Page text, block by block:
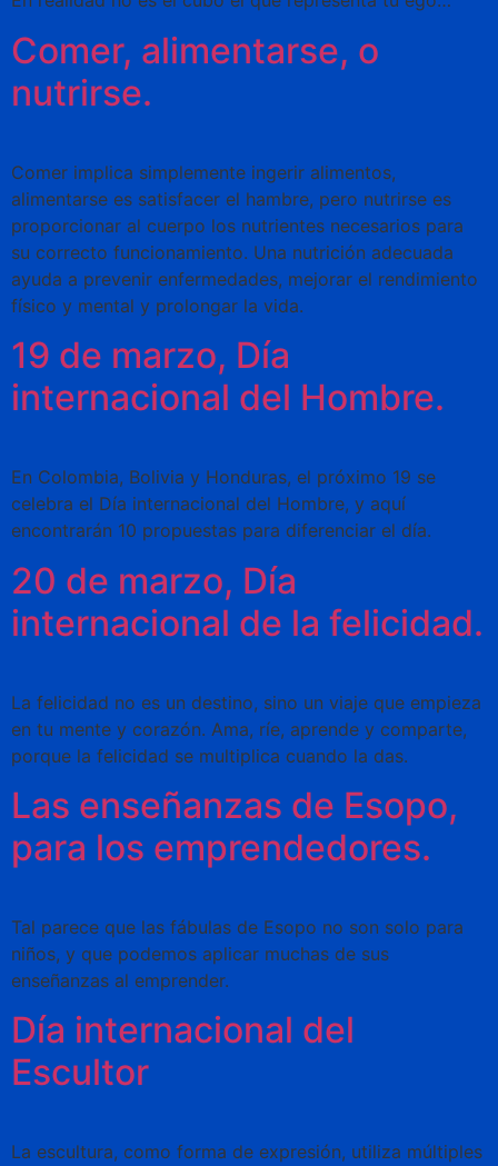
Comer, alimentarse, o
nutrirse.
Comer implica simplemente ingerir alimentos,
alimentarse es satisfacer el hambre, pero nutrirse es
proporcionar al cuerpo los nutrientes necesarios para
su correcto funcionamiento. Una nutrición adecuada
ayuda a prevenir enfermedades, mejorar el rendimiento
físico y mental y prolongar la vida.
19 de marzo, Día
internacional del Hombre.
En Colombia, Bolivia y Honduras, el próximo 19 se
celebra el Día internacional del Hombre, y aquí
encontrarán 10 propuestas para diferenciar el día.
20 de marzo, Día
internacional de la felicidad.
La felicidad no es un destino, sino un viaje que empieza
en tu mente y corazón. Ama, ríe, aprende y comparte,
porque la felicidad se multiplica cuando la das.
Las enseñanzas de Esopo,
para los emprendedores.
Tal parece que las fábulas de Esopo no son solo para
niños, y que podemos aplicar muchas de sus
enseñanzas al emprender.
Día internacional del
Escultor
La escultura, como forma de expresión, utiliza múltiples